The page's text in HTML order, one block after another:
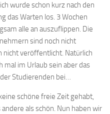
wurde schon kurz nach den
das Warten los. 3 Wochen
alle an auszuflippen. Die
sind noch nicht
nicht veröffentlicht. Natürlich
mal im Urlaub sein aber das
Studierenden bei…
schöne freie Zeit gehabt,
als schön. Nun haben wir